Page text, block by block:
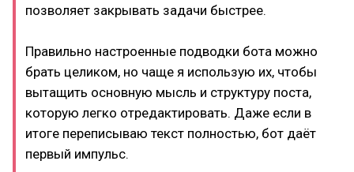
позволяет закрывать задачи быстрее.
Правильно настроенные подводки бота можно
брать целиком, но чаще я использую их, чтобы
вытащить основную мысль и структуру поста,
которую легко отредактировать. Даже если в
итоге переписываю текст полностью, бот даёт
первый импульс.